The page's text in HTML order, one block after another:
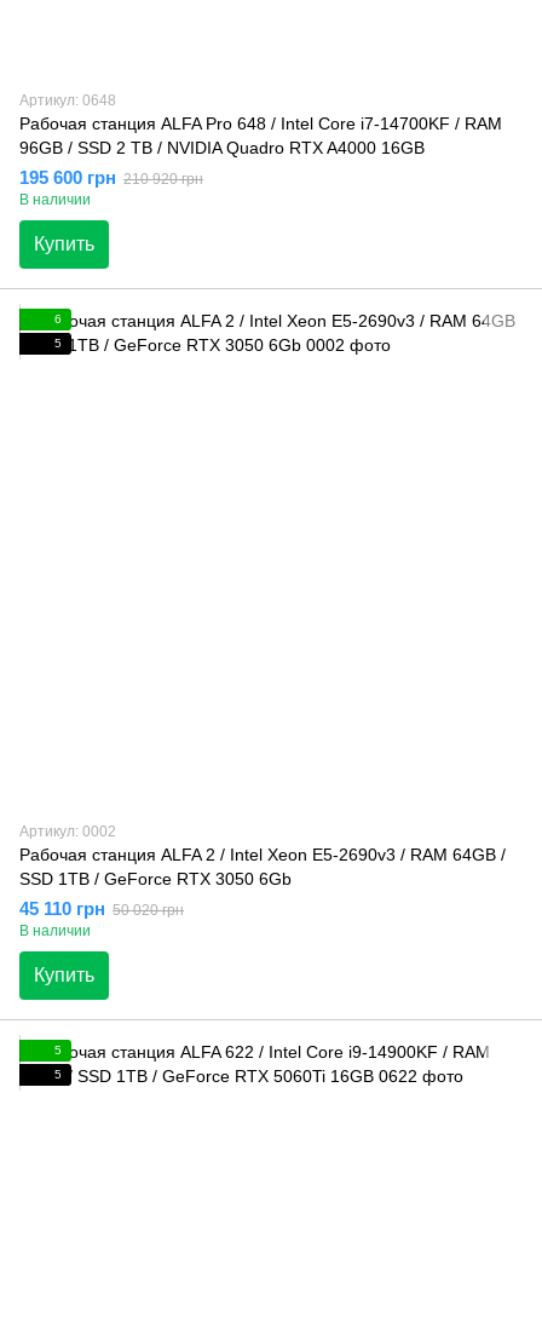
Артикул: 0648
Рабочая станция ALFA Pro 648 / Intel Core i7-14700KF / RAM
96GB / SSD 2 TB / NVIDIA Quadro RTX A4000 16GB
195 600 грн 210 920 грн
В наличии
Купить
6
5
Артикул: 0002
Рабочая станция ALFA 2 / Intel Xeon E5-2690v3 / RAM 64GB /
SSD 1TB / GeForce RTX 3050 6Gb
45 110 грн 50 020 грн
В наличии
Купить
5
5